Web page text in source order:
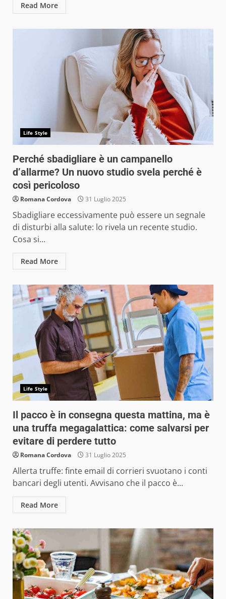
Read More
Life Style
Perché sbadigliare è un campanello
d’allarme? Un nuovo studio svela perché è
così pericoloso
Romana Cordova 31 Luglio 2025
Sbadigliare eccessivamente può essere un segnale
di disturbi alla salute: lo rivela un recente studio.
Cosa si...
Read More
Life Style
Il pacco è in consegna questa mattina, ma è
una truffa megagalattica: come salvarsi per
evitare di perdere tutto
Romana Cordova 31 Luglio 2025
Allerta truffe: finte email di corrieri svuotano i conti
bancari degli utenti. Avvisano che il pacco è...
Read More